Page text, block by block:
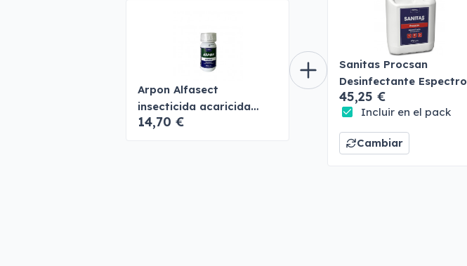
Arpon Alfasect
insecticida acaricida
profesional
14,70 €
Sanitas Procsan
Desinfectante Espectro
Total
45,25 €
Incluir en el pack
Cambiar